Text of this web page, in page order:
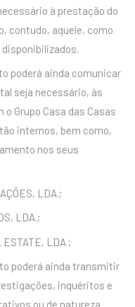
à prestação do
contudo, aquele, como
poderá ainda comunicar
seja necessário, às
Grupo Casa das Casas
internos, bem como,
nos seus
LDA.;
LDA.;
ESTATE, LDA ;
poderá ainda transmitir
inquéritos e
ou de natureza